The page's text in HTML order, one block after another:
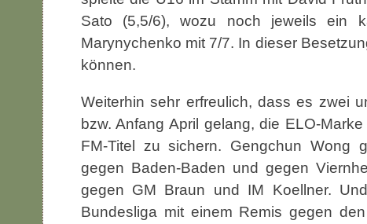
Sato (5,5/6), wozu noch jeweils ein
Marynychenko mit 7/7. In dieser
können.
Weiterhin sehr erfreulich, dass es zwei
bzw. Anfang April gelang, die ELO-
FM-Titel zu sichern. Gengchun Wong
gegen Baden-Baden und gegen
gegen GM Braun und IM Koellner.
Bundesliga mit einem Remis gegen